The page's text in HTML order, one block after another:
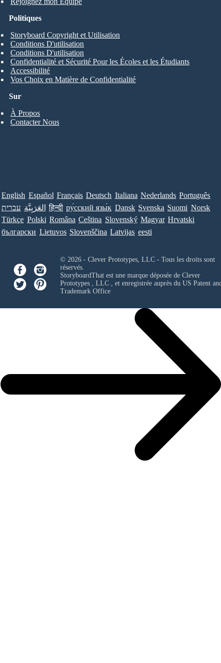
Sur
À Propos
Contacter Nous
Politiques
Storyboard Copyright et Utilisation
Conditions D'utilisation
Conditions D'utilisation
Confidentialité et Sécurité Pour les Écoles et les Étudiants
Accessibilité
Vos Choix en Matière de Confidentialité
English Español Français Deutsch Italiana Nederlands Português
עברית العَرَبِيَّة हिन्दी ру́сский язы́к Dansk Svenska Suomi Norsk
Türkçe Polski Româna Ceština Slovenský Magyar Hrvatski
български Lietuvos Slovenščina Latvijas eesti
© 2026 - Clever Prototypes, LLC - Tous les droits sont
réservés.
StoryboardThat est une marque déposée de Clever
Prototypes , LLC, et enregistrée auprès du US Patent
Trademark Office